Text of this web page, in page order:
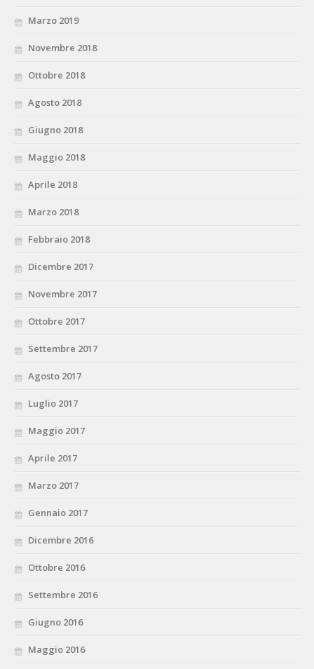
Marzo 2019
Novembre 2018
Ottobre 2018
Agosto 2018
Giugno 2018
Maggio 2018
Aprile 2018
Marzo 2018
Febbraio 2018
Dicembre 2017
Novembre 2017
Ottobre 2017
Settembre 2017
Agosto 2017
Luglio 2017
Maggio 2017
Aprile 2017
Marzo 2017
Gennaio 2017
Dicembre 2016
Ottobre 2016
Settembre 2016
Giugno 2016
Maggio 2016